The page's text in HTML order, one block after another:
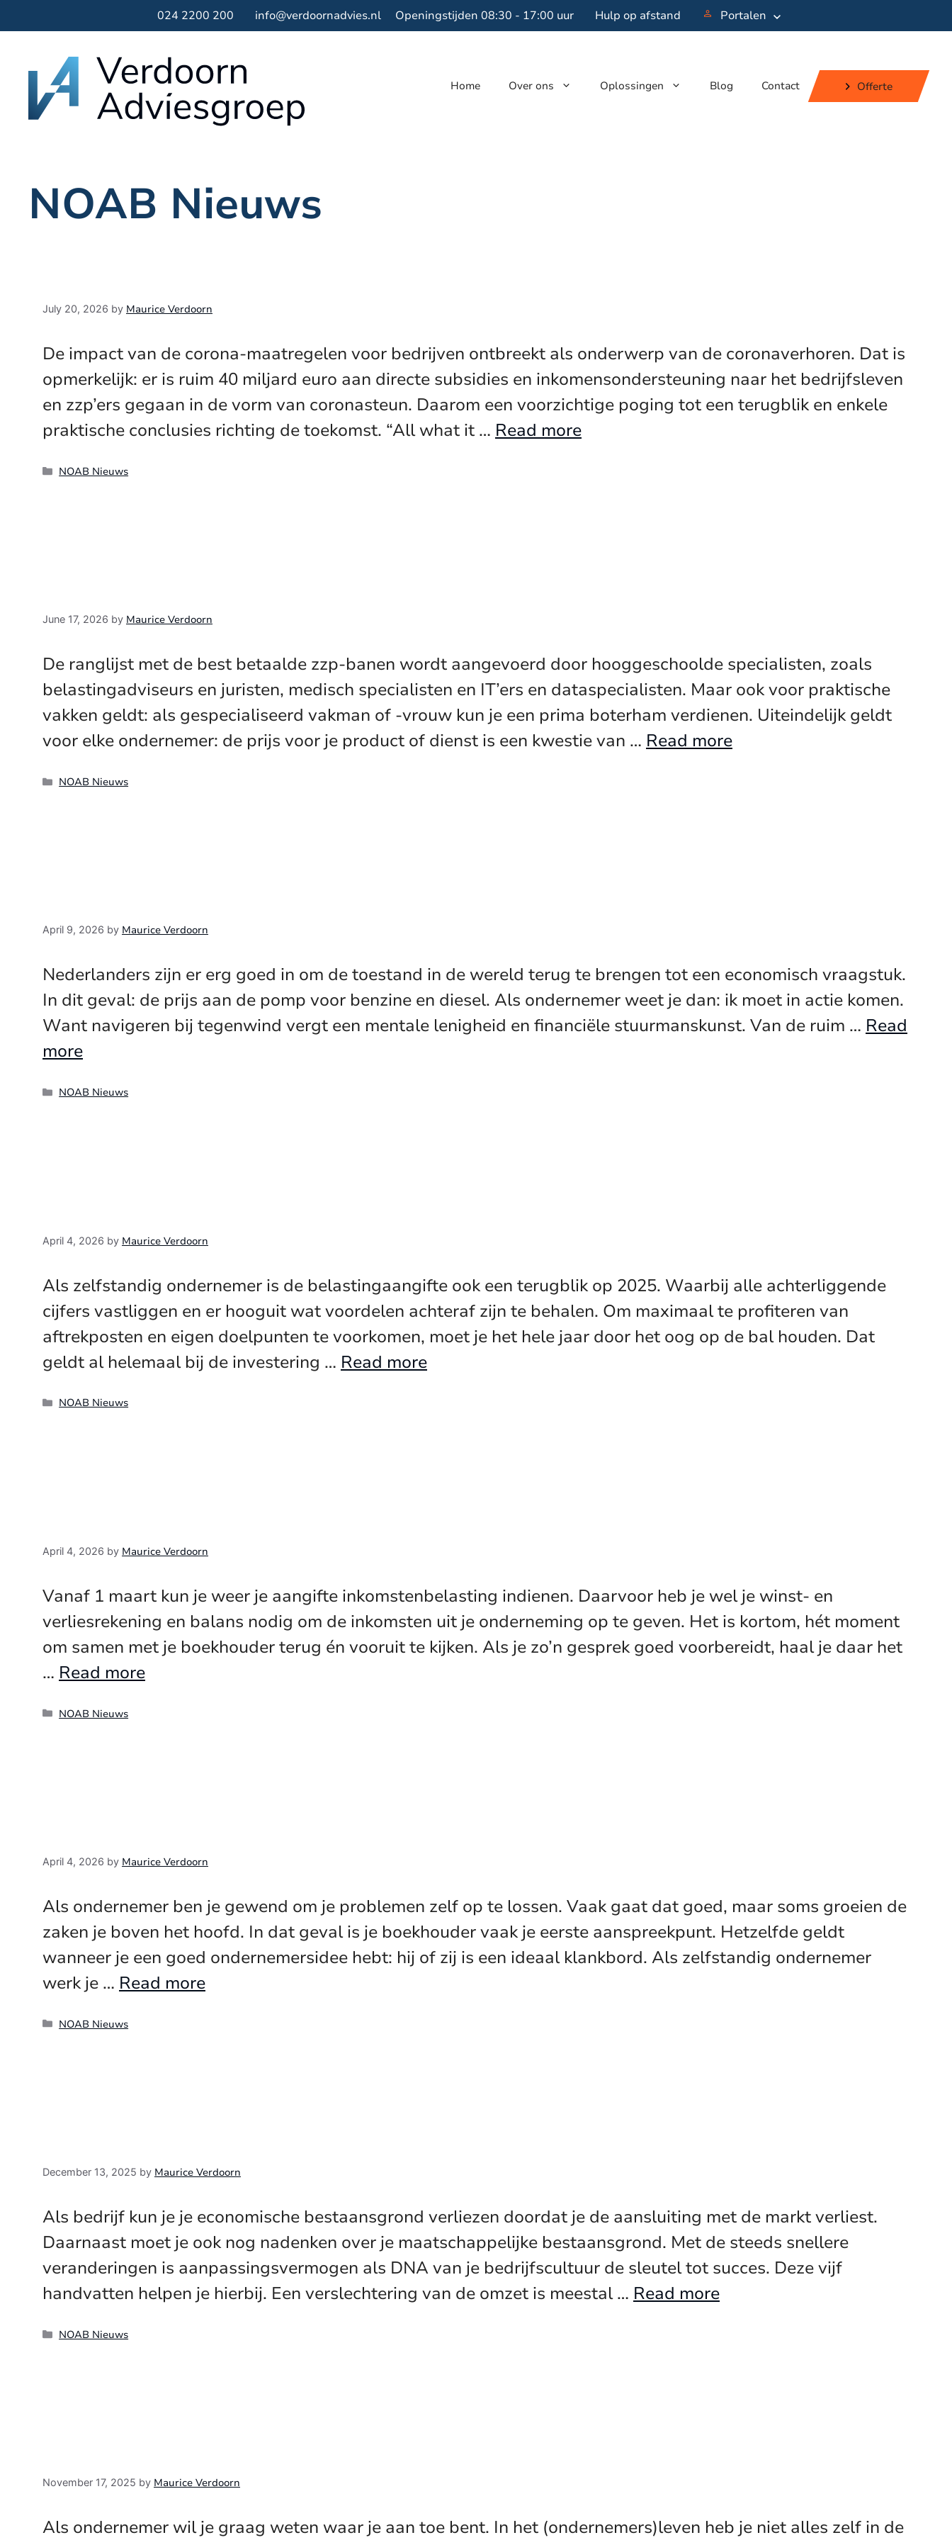
Openingstijden 08:30 - 17:00 uur
024 2200 200 Hulp op afstand
info@verdoornadvies.nl Portalen
Home Over ons Oplossingen Blog Contact Offerte
NOAB Nieuws
July 20, 2026 by Maurice Verdoorn
De impact van de corona-maatregelen voor bedrijven ontbreekt als onderwerp van de coronaverhoren. Dat is
opmerkelijk: er is ruim 40 miljard euro aan directe subsidies en inkomensondersteuning naar het bedrijfsleven
en zzp’ers gegaan in de vorm van coronasteun. Daarom een voorzichtige poging tot een terugblik en enkele
praktische conclusies richting de toekomst. “All what it … Read more
Categories
NOAB Nieuws
June 17, 2026 by Maurice Verdoorn
De ranglijst met de best betaalde zzp-banen wordt aangevoerd door hooggeschoolde specialisten, zoals
belastingadviseurs en juristen, medisch specialisten en IT’ers en dataspecialisten. Maar ook voor praktische
vakken geldt: als gespecialiseerd vakman of -vrouw kun je een prima boterham verdienen. Uiteindelijk geldt
voor elke ondernemer: de prijs voor je product of dienst is een kwestie van … Read more
Categories
NOAB Nieuws
April 9, 2026 by Maurice Verdoorn
Nederlanders zijn er erg goed in om de toestand in de wereld terug te brengen tot een economisch vraagstuk.
In dit geval: de prijs aan de pomp voor benzine en diesel. Als ondernemer weet je dan: ik moet in actie komen.
Want navigeren bij tegenwind vergt een mentale lenigheid en financiële stuurmanskunst. Van de ruim … Read
more
Categories
NOAB Nieuws
April 4, 2026 by Maurice Verdoorn
Als zelfstandig ondernemer is de belastingaangifte ook een terugblik op 2025. Waarbij alle achterliggende
cijfers vastliggen en er hooguit wat voordelen achteraf zijn te behalen. Om maximaal te profiteren van
aftrekposten en eigen doelpunten te voorkomen, moet je het hele jaar door het oog op de bal houden. Dat
geldt al helemaal bij de investering … Read more
Categories
NOAB Nieuws
April 4, 2026 by Maurice Verdoorn
Vanaf 1 maart kun je weer je aangifte inkomstenbelasting indienen. Daarvoor heb je wel je winst- en
verliesrekening en balans nodig om de inkomsten uit je onderneming op te geven. Het is kortom, hét moment
om samen met je boekhouder terug én vooruit te kijken. Als je zo’n gesprek goed voorbereidt, haal je daar het
… Read more
Categories
NOAB Nieuws
April 4, 2026 by Maurice Verdoorn
Als ondernemer ben je gewend om je problemen zelf op te lossen. Vaak gaat dat goed, maar soms groeien de
zaken je boven het hoofd. In dat geval is je boekhouder vaak je eerste aanspreekpunt. Hetzelfde geldt
wanneer je een goed ondernemersidee hebt: hij of zij is een ideaal klankbord. Als zelfstandig ondernemer
werk je … Read more
Categories
NOAB Nieuws
December 13, 2025 by Maurice Verdoorn
Als bedrijf kun je je economische bestaansgrond verliezen doordat je de aansluiting met de markt verliest.
Daarnaast moet je ook nog nadenken over je maatschappelijke bestaansgrond. Met de steeds snellere
veranderingen is aanpassingsvermogen als DNA van je bedrijfscultuur de sleutel tot succes. Deze vijf
handvatten helpen je hierbij. Een verslechtering van de omzet is meestal … Read more
Categories
NOAB Nieuws
November 17, 2025 by Maurice Verdoorn
Als ondernemer wil je graag weten waar je aan toe bent. In het (ondernemers)leven heb je niet alles zelf in de